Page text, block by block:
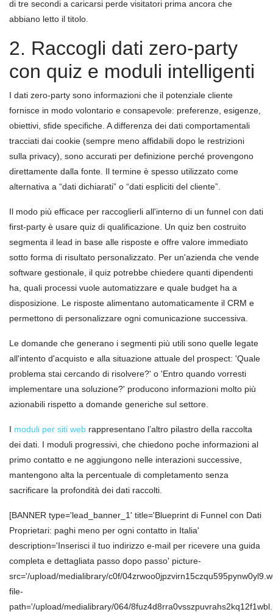
di tre secondi a caricarsi perde visitatori prima ancora che
abbiano letto il titolo.
2. Raccogli dati zero-party
con quiz e moduli intelligenti
I dati zero-party sono informazioni che il potenziale cliente
fornisce in modo volontario e consapevole: preferenze, esigenze,
obiettivi, sfide specifiche. A differenza dei dati comportamentali
tracciati dai cookie (sempre meno affidabili dopo le restrizioni
sulla privacy), sono accurati per definizione perché provengono
direttamente dalla fonte. Il termine è spesso utilizzato come
alternativa a “dati dichiarati” o “dati espliciti del cliente”.
Il modo più efficace per raccoglierli all'interno di un funnel con dati
first-party è usare quiz di qualificazione. Un quiz ben costruito
segmenta il lead in base alle risposte e offre valore immediato
sotto forma di risultato personalizzato. Per un'azienda che vende
software gestionale, il quiz potrebbe chiedere quanti dipendenti
ha, quali processi vuole automatizzare e quale budget ha a
disposizione. Le risposte alimentano automaticamente il CRM e
permettono di personalizzare ogni comunicazione successiva.
Le domande che generano i segmenti più utili sono quelle legate
all'intento d'acquisto e alla situazione attuale del prospect: 'Quale
problema stai cercando di risolvere?' o 'Entro quando vorresti
implementare una soluzione?' producono informazioni molto più
azionabili rispetto a domande generiche sul settore.
I moduli per siti web rappresentano l’altro pilastro della raccolta
dei dati. I moduli progressivi, che chiedono poche informazioni al
primo contatto e ne aggiungono nelle interazioni successive,
mantengono alta la percentuale di completamento senza
sacrificare la profondità dei dati raccolti.
[BANNER type='lead_banner_1' title='Blueprint di Funnel con Dati
Proprietari: paghi meno per ogni contatto in Italia'
description='Inserisci il tuo indirizzo e-mail per ricevere una guida
completa e dettagliata passo dopo passo' picture-
src='/upload/medialibrary/c0f/
file-
path='/upload/medialibrary/064/